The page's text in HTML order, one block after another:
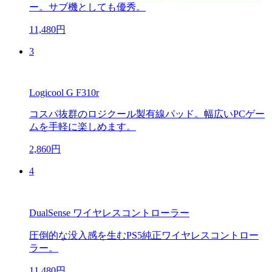
ー。サブ機としても優秀。
11,480円
3
Logicool G F310r
コスパ抜群のロジクール製有線パッド。幅広いPCゲー
ムを手軽に楽しめます。
2,860円
4
DualSense ワイヤレスコントローラー
圧倒的な没入感を生むPS5純正ワイヤレスコントロー
ラー。